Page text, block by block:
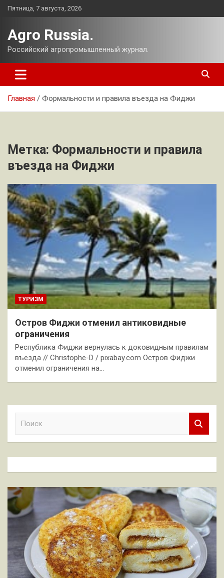
Перейти
Пятница, 7 августа, 2026
Agro Russia.
Российский агропромышленный журнал.
Главная Формальности и правила въезда на Фиджи
Метка: Формальности и правила
въезда на Фиджи
ТУРИЗМ
Остров Фиджи отменил антиковидные
ограничения
Республика Фиджи вернулась к доковидным правилам
въезда // Christophe-D / pixabay.com Остров Фиджи
отменил ограничения на…
к